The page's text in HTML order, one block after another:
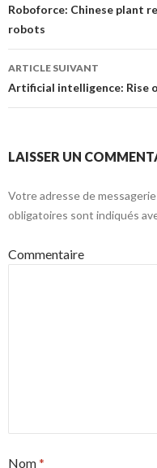
Navigation
de
l’article
Roboforce: Chinese plant
robots
ARTICLE SUIVANT
Artificial intelligence: Rise
LAISSER UN
Votre adresse de
obligatoires sont indiqués
Commentaire
Nom*